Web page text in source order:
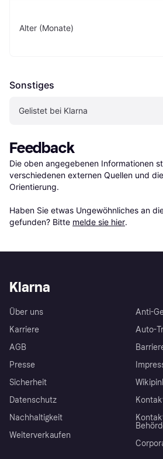
Alter (Monate)
Sonstiges
Gelistet bei Klarna
Feedback
Die oben angegebenen Informationen
verschiedenen externen Quellen und
Orientierung.
Haben Sie etwas Ungewöhnliches an
gefunden? Bitte melde sie hier.
Klarna
Über uns
Karriere
AGB
Presse
Sicherheit
Datenschutz
Nachhaltigkeit
Weiterverkaufen
Anti-
Auto-